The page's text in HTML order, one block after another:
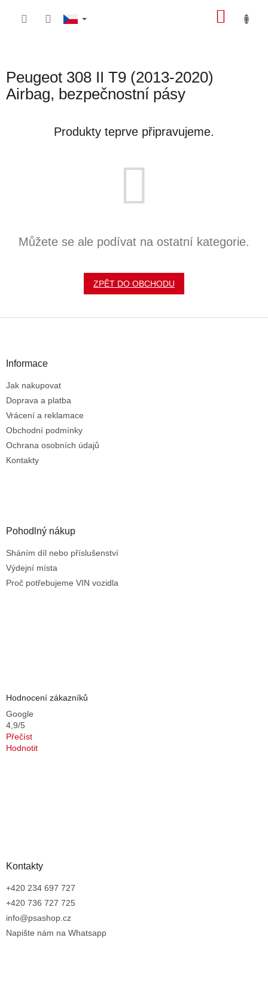
Peugeot 308 II T9 (2013-2020)
Airbag, bezpečnostní pásy
Produkty teprve připravujeme.
Můžete se ale podívat na ostatní kategorie.
ZPĚT DO OBCHODU
Informace
Jak nakupovat
Doprava a platba
Vrácení a reklamace
Obchodní podmínky
Ochrana osobních údajů
Kontakty
Pohodlný nákup
Sháním díl nebo příslušenství
Výdejní místa
Proč potřebujeme VIN vozidla
Hodnocení zákazníků
Google
4,9/5
Přečíst
Hodnotit
Kontakty
+420 234 697 727
+420 736 727 725
info@psashop.cz
Napište nám na Whatsapp